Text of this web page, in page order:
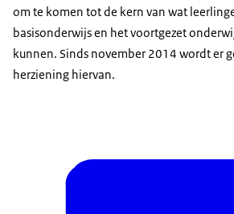
om te komen tot de kern van wat
basisonderwijs en het voortgezet
kunnen. Sinds november 2014 wordt er
herziening hiervan.